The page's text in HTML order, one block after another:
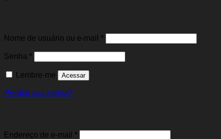
Nome de usuário ou e-mail *Obrigatório
Senha *Obrigatório
Lembre-me Acessar
Perdeu sua senha?
Endereço de e-mail *Obrigatório